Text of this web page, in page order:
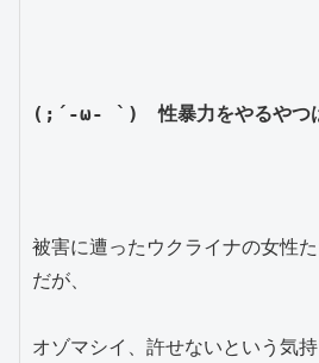
(;´-ω- `)　性暴力をやるやつは
被害に遭ったウクライナの女性
だが、
オゾマシイ、許せないという気持